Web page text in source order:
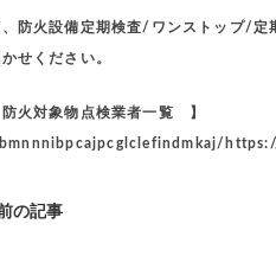
、防火設備定期検査/ワンストッ
せください。
火対象物点検業者一覧 】
の記事